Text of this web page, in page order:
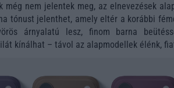
még nem jelentek meg, az elnevezések
tónust jelenthet, amely eltér a korábbi
árnyalatú lesz, finom barna
kínálhat – távol az alapmodellek élénk,